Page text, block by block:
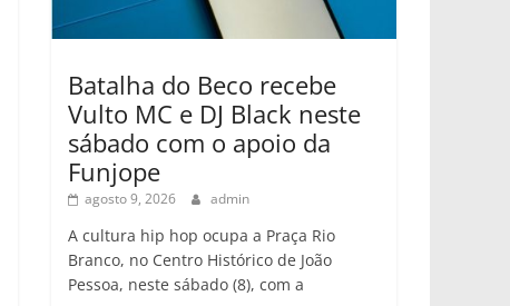
Batalha do Beco recebe
Vulto MC e DJ Black neste
sábado com o apoio da
Funjope
agosto 9, 2026 admin
A cultura hip hop ocupa a Praça Rio
Branco, no Centro Histórico de João
Pessoa, neste sábado (8), com a